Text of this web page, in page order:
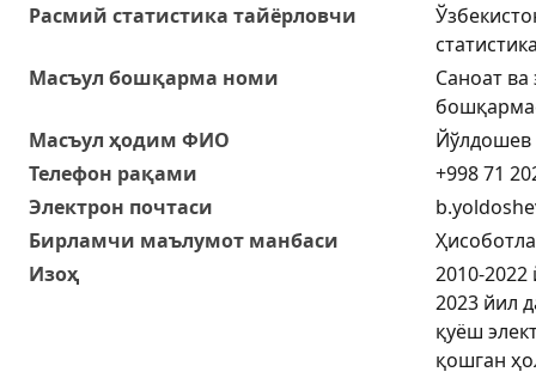
Расмий статистика тайёрловчи
Масъул бошқарма номи
Саноат ва
Масъул ҳодим ФИО
Йўлдошев
Телефон рақами
+998 71
Электрон почтаси
Бирламчи маълумот манбаси
Изоҳ
2010-2022
2023 йил
қуёш
қошган